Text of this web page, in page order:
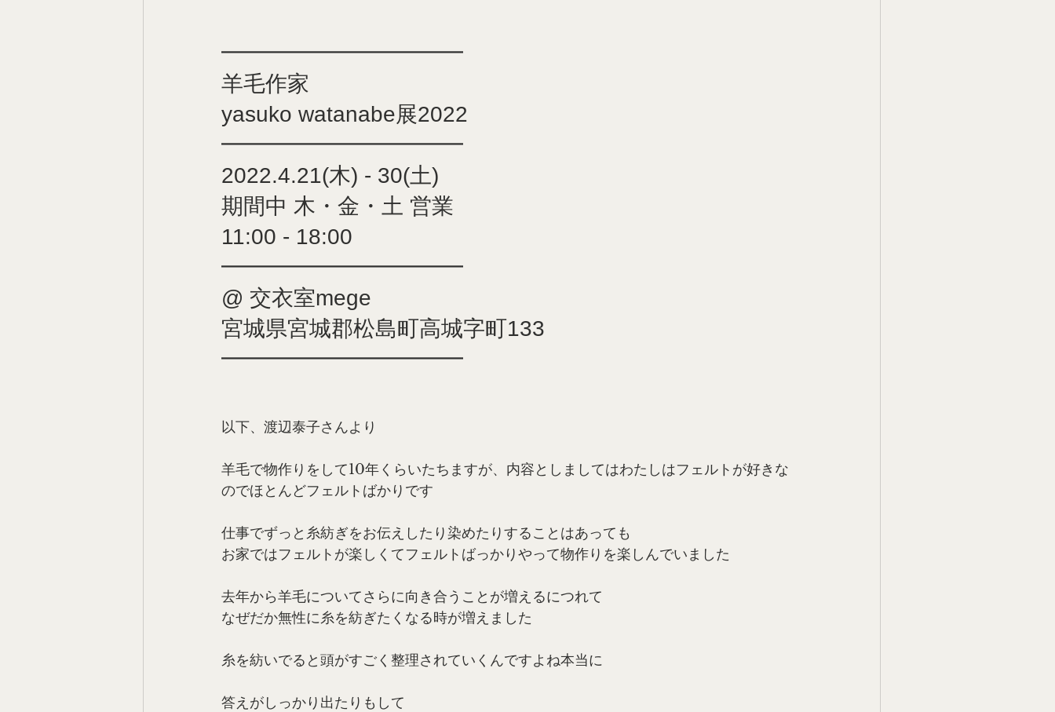
━━━━━━━━━━━
羊毛作家
yasuko watanabe展2022
━━━━━━━━━━━
2022.4.21(木) - 30(土)
期間中 木・金・土 営業
11:00 - 18:00
━━━━━━━━━━━
@ 交衣室mege
宮城県宮城郡松島町高城字町133
━━━━━━━━━━━
以下、渡辺泰子さんより
羊毛で物作りをして10年くらいたちますが、内容としましてはわたしはフェルトが好きな
のでほとんどフェルトばかりです
仕事でずっと糸紡ぎをお伝えしたり染めたりすることはあっても
お家ではフェルトが楽しくてフェルトばっかりやって物作りを楽しんでいました
去年から羊毛についてさらに向き合うことが増えるにつれて
なぜだか無性に糸を紡ぎたくなる時が増えました
糸を紡いでると頭がすごく整理されていくんですよね本当に
答えがしっかり出たりもして